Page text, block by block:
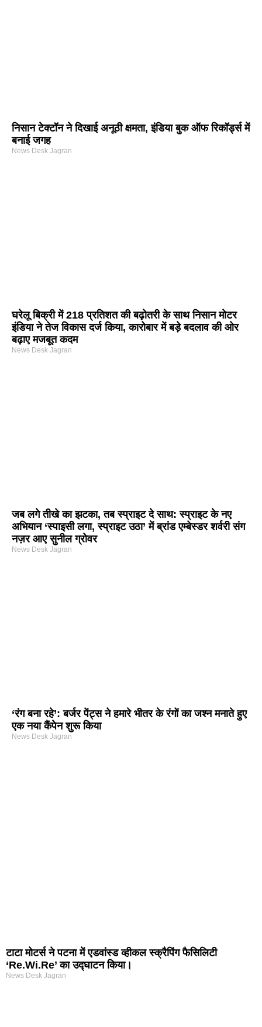
निसान टेक्टॉन ने दिखाई अनूठी क्षमता, इंडिया बुक ऑफ रिकॉर्ड्स में
बनाई जगह
News Desk Jagran
घरेलू बिक्री में 218 प्रतिशत की बढ़ोतरी के साथ निसान मोटर
इंडिया ने तेज विकास दर्ज किया, कारोबार में बड़े बदलाव की ओर
बढ़ाए मजबूत कदम
News Desk Jagran
जब लगे तीखे का झटका, तब स्प्राइट दे साथ: स्प्राइट के नए
अभियान ‘स्पाइसी लगा, स्प्राइट उठा’ में ब्रांड एम्बेस्डर शर्वरी संग
नज़र आए सुनील ग्रोवर
News Desk Jagran
‘रंग बना रहे’: बर्जर पेंट्स ने हमारे भीतर के रंगों का जश्न मनाते हुए
एक नया कैंपेन शुरू किया
News Desk Jagran
टाटा मोटर्स ने पटना में एडवांस्ड व्हीकल स्क्रैपिंग फैसिलिटी
‘Re.Wi.Re’ का उद्घाटन किया।
News Desk Jagran